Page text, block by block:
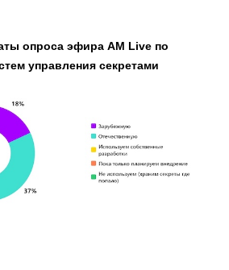
опроса эфира AM Live по
управления секретами